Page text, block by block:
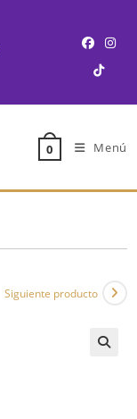
0 Menú
Siguiente producto